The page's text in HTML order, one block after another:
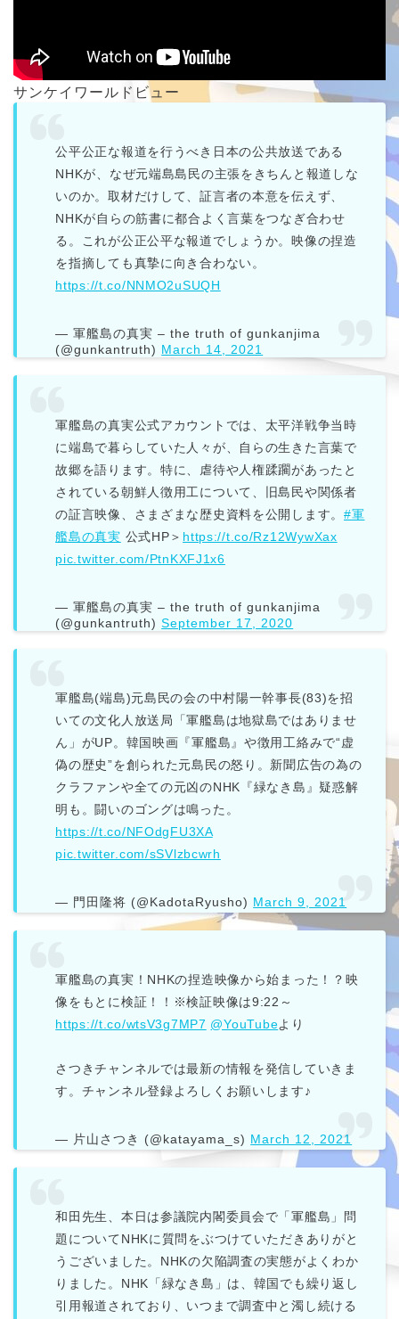
サンケイワールドビュー
公平公正な報道を行うべき日本の公共放送である
NHKが、なぜ元端島島民の主張をきちんと報道しな
いのか。取材だけして、証言者の本意を伝えず、
NHKが自らの筋書に都合よく言葉をつなぎ合わせ
る。これが公正公平な報道でしょうか。映像の捏造
を指摘しても真摯に向き合わない。
https://t.co/NNMO2uSUQH
— 軍艦島の真実 – the truth of gunkanjima
(@gunkantruth) March 14, 2021
軍艦島の真実公式アカウントでは、太平洋戦争当時
に端島で暮らしていた人々が、自らの生きた言葉で
故郷を語ります。特に、虐待や人権蹂躙があったと
されている朝鮮人徴用工について、旧島民や関係者
の証言映像、さまざまな歴史資料を公開します。#軍
艦島の真実 公式HP＞ https://t.co/Rz12WywXax
pic.twitter.com/PtnKXFJ1x6
— 軍艦島の真実 – the truth of gunkanjima
(@gunkantruth)September 17, 2020
軍艦島(端島)元島民の会の中村陽一幹事長(83)を招
いての文化人放送局「軍艦島は地獄島ではありませ
ん」がUP。韓国映画『軍艦島』や徴用工絡みで“虚
偽の歴史”を創られた元島民の怒り。新聞広告の為の
クラファンや全ての元凶のNHK『緑なき島』疑惑解
明も。闘いのゴングは鳴った。
https://t.co/NFOdgFU3XA
pic.twitter.com/sSVlzbcwrh
— 門田隆将 (@KadotaRyusho) March 9, 2021
軍艦島の真実！NHKの捏造映像から始まった！？映
像をもとに検証！！※検証映像は9:22～
https://t.co/wtsV3g7MP7 @YouTubeより
さつきチャンネルでは最新の情報を発信していきま
す。チャンネル登録よろしくお願いします♪
— 片山さつき (@katayama_s) March 12, 2021
和田先生、本日は参議院内閣委員会で「軍艦島」問
題についてNHKに質問をぶつけていただきありがと
うございました。NHKの欠陥調査の実態がよくわか
りました。NHK「緑なき島」は、韓国でも繰り返し
引用報道されており、いつまで調査中と濁し続ける